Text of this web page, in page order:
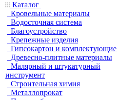
Каталог
Кровельные материалы
Водосточная система
Благоустройство
Крепежные изделия
Гипсокартон и комплектующие
Древесно-плитные материалы
Малярный и штукатурный
инструмент
Строительная химия
Металлопрокат